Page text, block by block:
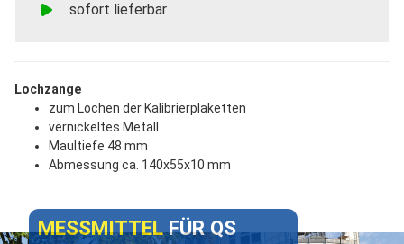
sofort lieferbar
Lochzange
zum Lochen der Kalibrierplaketten
vernickeltes Metall
Maultiefe 48 mm
Abmessung ca. 140x55x10 mm
MESSMITTELFÜR QS